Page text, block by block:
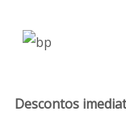
Descontos